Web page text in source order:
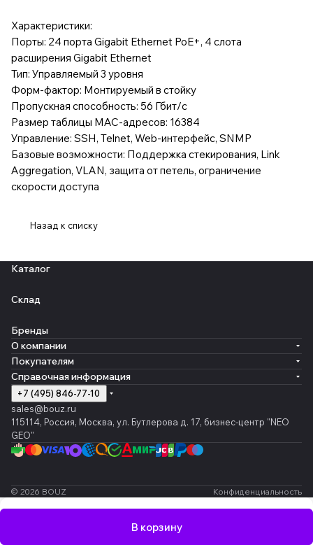
Характеристики:
Порты: 24 порта Gigabit Ethernet PoE+, 4 слота
расширения Gigabit Ethernet
Тип: Управляемый 3 уровня
Форм-фактор: Монтируемый в стойку
Пропускная способность: 56 Гбит/с
Размер таблицы MAC-адресов: 16384
Управление: SSH, Telnet, Web-интерфейс, SNMP
Базовые возможности: Поддержка стекирования, Link
Aggregation, VLAN, защита от петель, ограничение
скорости доступа
Назад к списку
В корзину
Каталог
Склад
Бренды
О компании
Покупателям
Справочная информация
+7 (495) 846-77-10
sales@bouz.ru
115114, Россия, Москва, ул. Бутлерова д. 17, бизнес-центр "NEO
GEO"
© 2026 BOUZ Конфиденциальность